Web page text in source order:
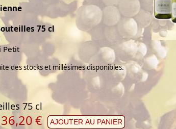
75 cl
Petit
des stocks et millésimes disponibles.
75 cl
36,20€ AJOUTER AU PANIER